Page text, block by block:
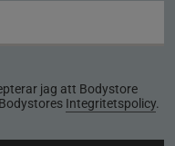
jag att Bodystore
Integritetspolicy.